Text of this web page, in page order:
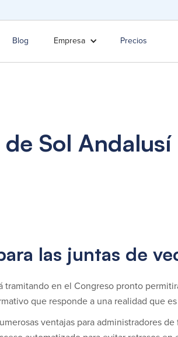
Blog Empresa Precios
Sol Andalusí
las juntas de
en el Congreso pronto
que responde a una realidad que
ventajas para administradores